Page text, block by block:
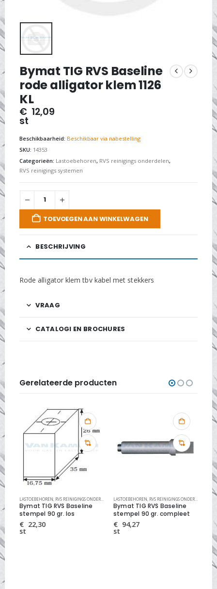
Bymat TIG RVS Baseline
rode alligator klem 1126
KL
€ 12,09
st
Beschikbaarheid: Beschikbaar via nabestelling
SKU: 14353
Categorieën: Lastoebehoren, RVS reinigings onderdelen,
RVS reinigings systemen
TOEVOEGEN AAN WINKELWAGEN
BESCHRIJVING
Rode alligator klem tbv kabel met stekkers
VRAAG
CATALOGI EN BROCHURES
Gerelateerde producten
,RVS REINIGINGS SYSTEMEN
LASTOEBEHOREN RVS REINIGINGS ONDERDELEN ,RVS REINIGINGS SYSTEMEN
Bymat TIG RVS Baseline
stempel 90 gr. los
€ 22,30
st
LASTOEBEHOREN RVS REINIGINGS ONDERDELEN
Bymat TIG RVS Baseline
stempel 90 gr. compleet
€ 94,27
st
ltr